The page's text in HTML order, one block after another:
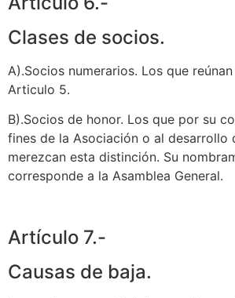
Clases de socios.
A).Socios numerarios. Los que
Articulo 5.
B).Socios de honor. Los que por su
fines de la Asociación o al desarrollo
merezcan esta distinción. Su
corresponde a la Asamblea General.
Artículo 7.-
Causas de baja.